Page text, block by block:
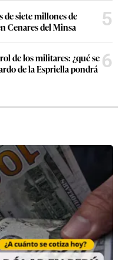
de siete millones de
Cenares del Minsa
5
de los militares: ¿qué se
de la Espriella pondrá 6